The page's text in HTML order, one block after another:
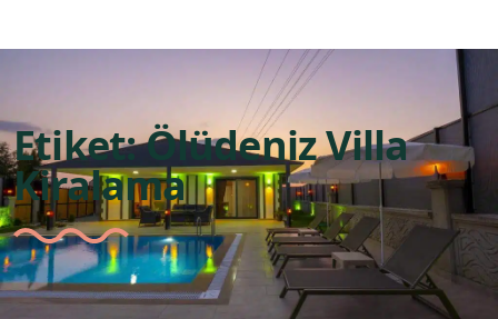
Etiket:Ölüdeniz Villa
Kiralama